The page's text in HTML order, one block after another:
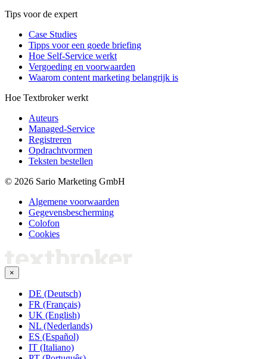
Tips voor de expert
Case Studies
Tipps voor een goede briefing
Hoe Self-Service werkt
Vergoeding en voorwaarden
Waarom content marketing belangrijk is
Hoe Textbroker werkt
Auteurs
Managed-Service
Registreren
Opdrachtvormen
Teksten bestellen
© 2026 Sario Marketing GmbH
Algemene voorwaarden
Gegevensbescherming
Colofon
Cookies
×
DE (Deutsch)
FR (Français)
UK (English)
NL (Nederlands)
ES (Español)
IT (Italiano)